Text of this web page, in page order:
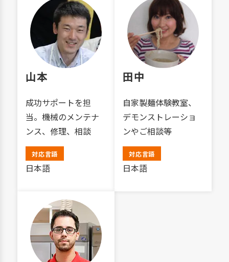
山本
成功サポートを担
当。機械のメンテナ
ンス、修理、相談
対応言語
日本語
田中
自家製麺体験教室、
デモンストレーショ
ンやご相談等
対応言語
日本語